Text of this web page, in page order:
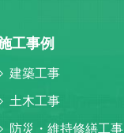
⼯事例
建築工事
土木工事
防災・維持修繕工事